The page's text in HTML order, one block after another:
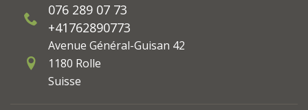
076 289 07 73
+41762890773
Avenue Général-Guisan 42
1180 Rolle
Suisse